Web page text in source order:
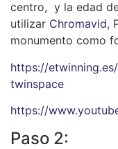
centro, y la edad
utilizar Chromavid,
monumento como
https://
twinspace
https://
Paso 2: